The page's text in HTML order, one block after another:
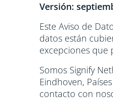
Versión:
Este Aviso de
datos están
excepciones que
Somos Signify
Eindhoven,
contacto con